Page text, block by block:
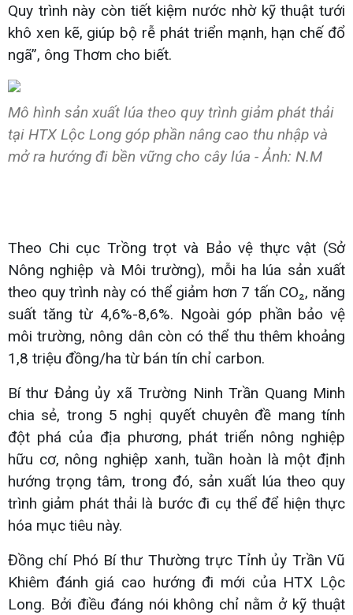
Quy trình này còn tiết kiệm nước nhờ kỹ thuật tưới
khô xen kẽ, giúp bộ rễ phát triển mạnh, hạn chế đổ
ngã”, ông Thơm cho biết.
Mô hình sản xuất lúa theo quy trình giảm phát thải
tại HTX Lộc Long góp phần nâng cao thu nhập và
mở ra hướng đi bền vững cho cây lúa - Ảnh: N.M
Theo Chi cục Trồng trọt và Bảo vệ thực vật (Sở
Nông nghiệp và Môi trường), mỗi ha lúa sản xuất
theo quy trình này có thể giảm hơn 7 tấn CO₂, năng
suất tăng từ 4,6%-8,6%. Ngoài góp phần bảo vệ
môi trường, nông dân còn có thể thu thêm khoảng
1,8 triệu đồng/ha từ bán tín chỉ carbon.
Bí thư Đảng ủy xã Trường Ninh Trần Quang Minh
chia sẻ, trong 5 nghị quyết chuyên đề mang tính
đột phá của địa phương, phát triển nông nghiệp
hữu cơ, nông nghiệp xanh, tuần hoàn là một định
hướng trọng tâm, trong đó, sản xuất lúa theo quy
trình giảm phát thải là bước đi cụ thể để hiện thực
hóa mục tiêu này.
Đồng chí Phó Bí thư Thường trực Tỉnh ủy Trần Vũ
Khiêm đánh giá cao hướng đi mới của HTX Lộc
Long. Bởi điều đáng nói không chỉ nằm ở kỹ thuật